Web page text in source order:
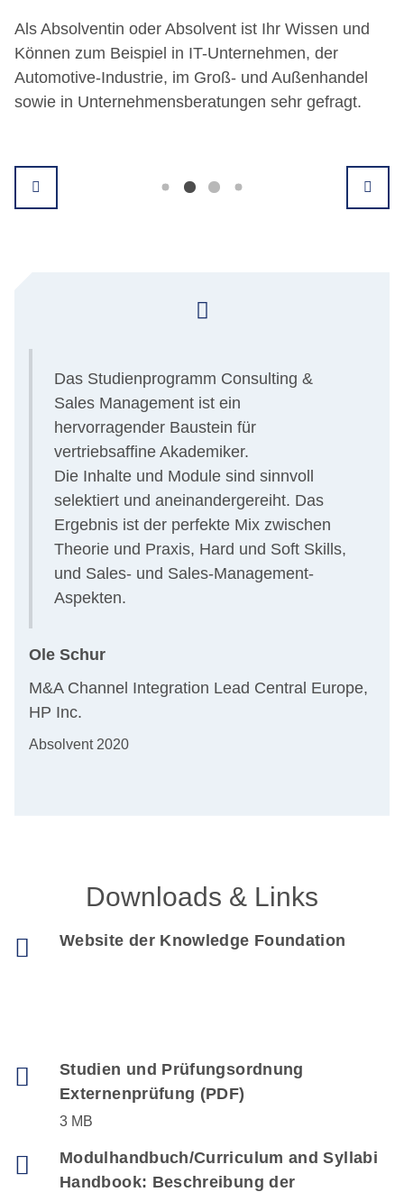
Als Absolventin oder Absolvent ist Ihr Wissen und
Können zum Beispiel in IT-Unternehmen, der
Automotive-Industrie, im Groß- und Außenhandel
sowie in Unternehmensberatungen sehr gefragt.
Das Studienprogramm Consulting &
Sales Management ist ein
hervorragender Baustein für
vertriebsaffine Akademiker.
Die Inhalte und Module sind sinnvoll
selektiert und aneinandergereiht. Das
Ergebnis ist der perfekte Mix zwischen
Theorie und Praxis, Hard und Soft Skills,
und Sales- und Sales-Management-
Aspekten.
Ole Schur
M&A Channel Integration Lead Central Europe,
HP Inc.
Absolvent 2020
Downloads & Links
Website der Knowledge Foundation
Studien und Prüfungsordnung
Externenprüfung (PDF)
3 MB
Modulhandbuch/Curriculum and Syllabi
Handbook: Beschreibung der